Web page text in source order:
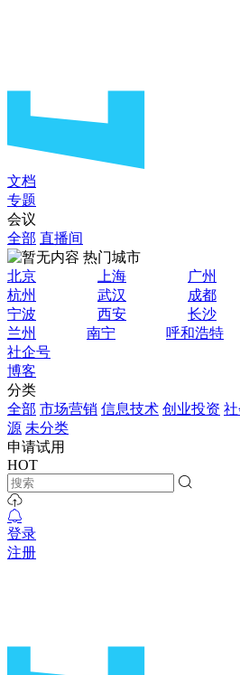
文档
专题
会议
全部 直播间
热门城市
北京
上海 广州
杭州
武汉 成都
宁波
西安 长沙
兰州
南宁 呼和浩特
社企号
博客
分类
全部 市场营销 信息技术 创业投资
源 未分类
申请试用
HOT
登录
注册